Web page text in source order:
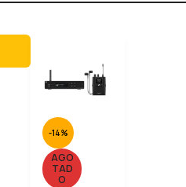
-14%
AGO
TAD
O